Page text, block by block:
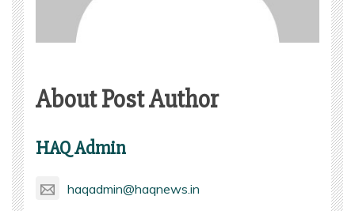
About Post Author
HAQ Admin
haqadmin@haqnews.in